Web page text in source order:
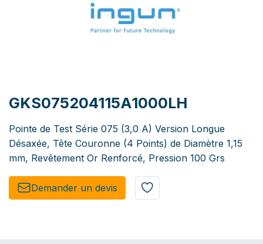
GKS075204115A1000LH
Pointe de Test Série 075 (3,0 A) Version Longue
Désaxée, Tête Couronne (4 Points) de Diamètre 1,15
mm, Revêtement Or Renforcé, Pression 100 Grs
Demander un de​​vis​​